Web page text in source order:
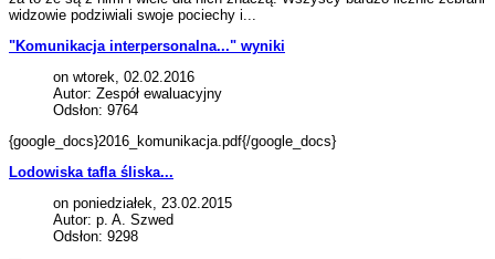
widzowie podziwiali swoje pociechy i...
"Komunikacja interpersonalna..." wyniki
on wtorek, 02.02.2016
Autor: Zespół ewaluacyjny
Odsłon: 9764
{google_docs}2016_komunikacja.pdf{/google_docs}
Lodowiska tafla śliska...
on poniedziałek, 23.02.2015
Autor: p. A. Szwed
Odsłon: 9298